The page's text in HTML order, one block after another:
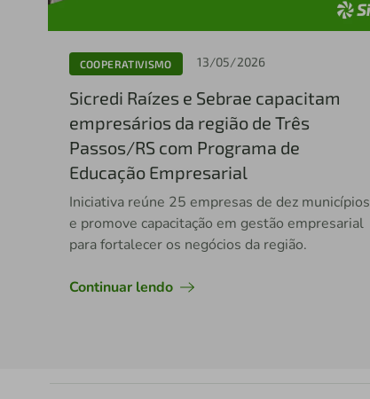
COOPERATIVISMO 13/05/2026
Sicredi Raízes e Sebrae capacitam
empresários da região de Três
Passos/RS com Programa de
Educação Empresarial
Iniciativa reúne 25 empresas de dez municípios
e promove capacitação em gestão empresarial
para fortalecer os negócios da região.
Continuar lendo